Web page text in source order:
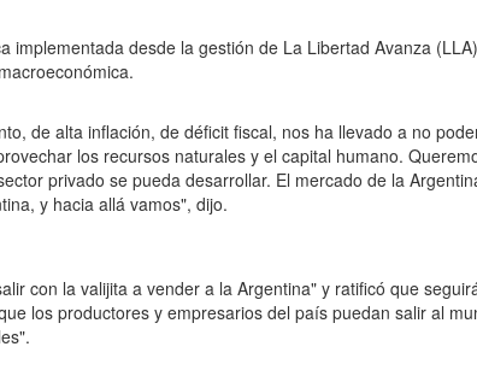
implementada desde la gestión de La Libertad Avanza
de alta inflación, de déficit fiscal, nos ha llevado a no
los recursos naturales y el capital humano.
privado se pueda desarrollar. El mercado de la
y hacia allá vamos", dijo.
con la valijita a vender a la Argentina" y ratificó que
los productores y empresarios del país puedan salir al